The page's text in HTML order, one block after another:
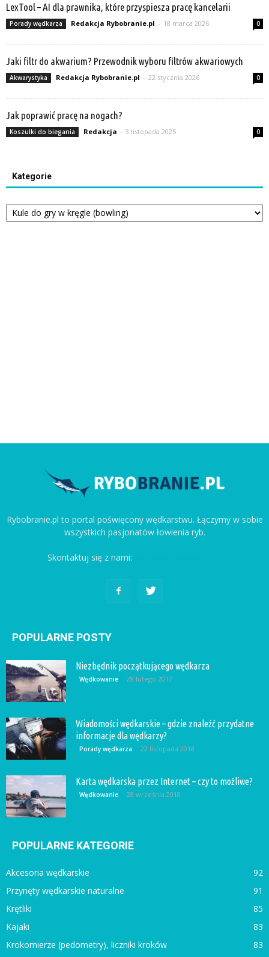
LexTool – AI dla prawnika, które przyspiesza pracę kancelarii
Porady wędkarza Redakcja Rybobranie.pl - 18 marca 2026 0
Jaki filtr do akwarium? Przewodnik wyboru filtrów akwariowych
Akwarystyka Redakcja Rybobranie.pl - 22 stycznia 2026 0
Jak poprawić pracę na nogach?
Koszulki do biegania Redakcja - 3 listopada 2025 0
Kategorie
Kategorie
Rybobranie.pl to portal poświęcony wędkarstwu. Łączymy w sobie
wszystkich pasjonatów łowienia ryb.
Skontaktuj się z nami:
POPULARNE POSTY
Niezbędnik początkującego wędkarza
Wędkowanie 28 lutego 2017
Wiadomości wędkarskie – gdzie znaleźć przydatne
informacje dla wędkarzy?
Porady wędkarza 22 listopada 2018
Karta wędkarska przez Internet – czy to możliwe?
Wędkowanie 28 września 2018
POPULARNE KATEGORIE
Akcesoria wędkarskie
92
Przynęty wędkarskie naturalne
91
Krętliki
85
Kajaki
83
Krokomierze (pedometry), liczniki kroków
83